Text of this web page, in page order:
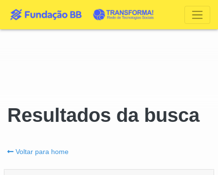
Resultados da busca
Voltar para home